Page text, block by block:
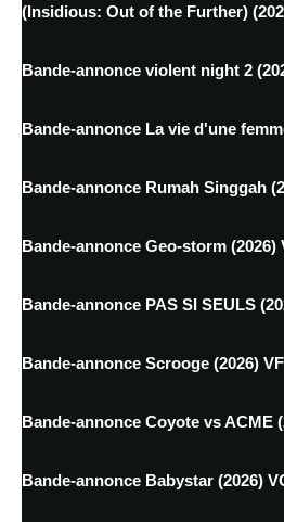
(Insidious: Out of the Further)
Bande-annonce violent night 2
Bande-annonce La vie d'une
Bande-annonce Rumah Singgah
Bande-annonce Geo-storm (2026)
Bande-annonce PAS SI SEULS
Bande-annonce Scrooge (2026) VF
Bande-annonce Coyote vs ACME
Bande-annonce Babystar (2026)